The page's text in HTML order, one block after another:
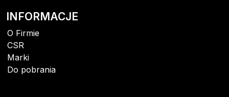
INFORMACJE
O Firmie
CSR
Marki
Do pobrania